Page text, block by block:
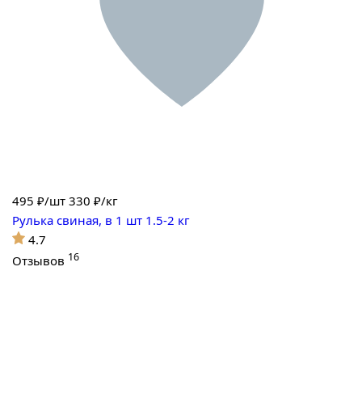
495 ₽/шт 330 ₽/кг
Рулька свиная, в 1 шт 1.5-2 кг
4.7
Отзывов 16